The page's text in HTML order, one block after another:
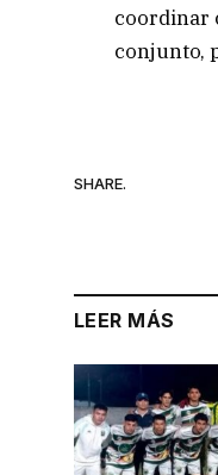
coordinar
conjunto,
SHARE.
LEER MÁS